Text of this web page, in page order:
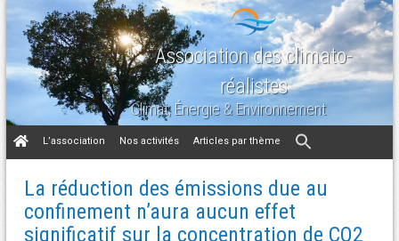
Association des climato-
réalistes
Climat, Énergie & Environnement
Aller
au
L’association Nos activités Articles par thème
La réduction des émissions due au
confinement n’aura aucun effet
significatif sur la concentration de CO2